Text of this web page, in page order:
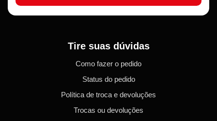
Tire suas dúvidas
Como fazer o pedido
Status do pedido
Política de troca e devoluções
Trocas ou devoluções